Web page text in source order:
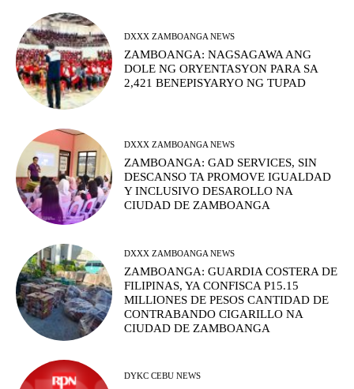
DXXX ZAMBOANGA NEWS
ZAMBOANGA: NAGSAGAWA ANG
DOLE NG ORYENTASYON PARA SA
2,421 BENEPISYARYO NG TUPAD
DXXX ZAMBOANGA NEWS
ZAMBOANGA: GAD SERVICES, SIN
DESCANSO TA PROMOVE IGUALDAD
Y INCLUSIVO DESAROLLO NA
CIUDAD DE ZAMBOANGA
DXXX ZAMBOANGA NEWS
ZAMBOANGA: GUARDIA COSTERA DE
FILIPINAS, YA CONFISCA P15.15
MILLIONES DE PESOS CANTIDAD DE
CONTRABANDO CIGARILLO NA
CIUDAD DE ZAMBOANGA
DYKC CEBU NEWS